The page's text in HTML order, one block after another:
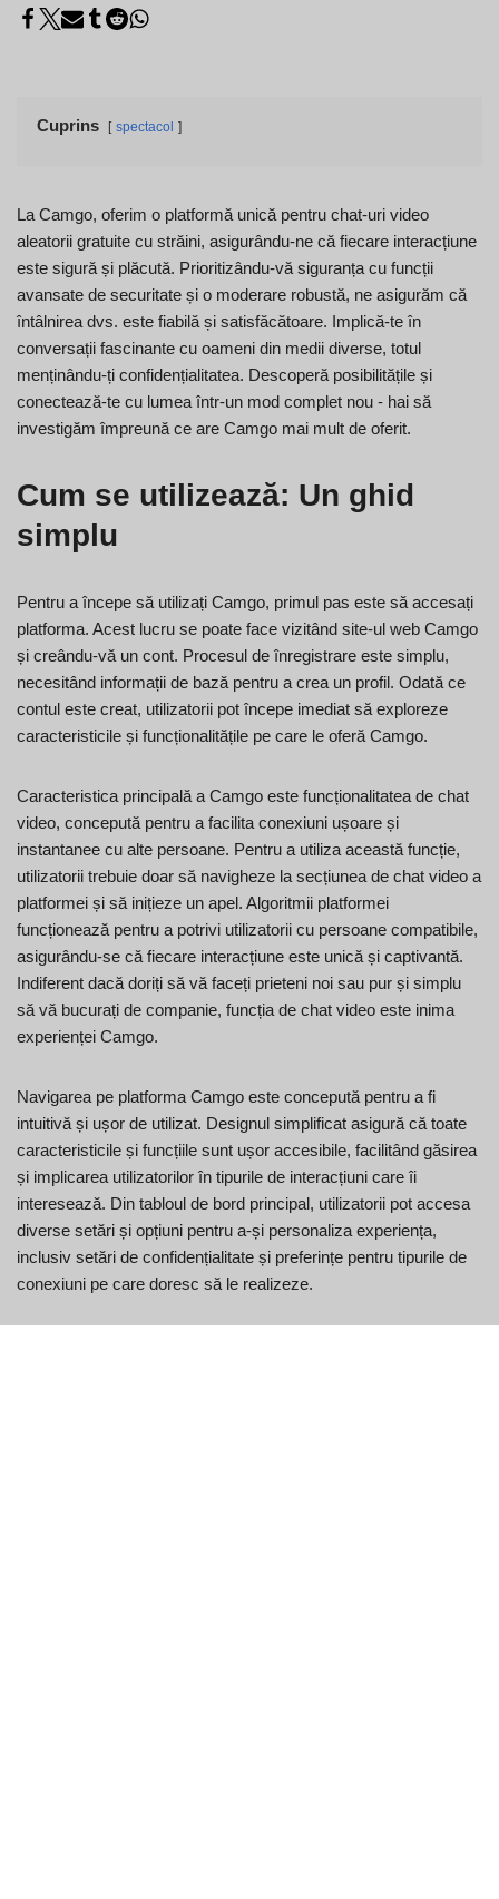
Cuprins spectacol
La Camgo, oferim o platformă unică pentru chat-uri video
aleatorii gratuite cu străini, asigurându-ne că fiecare interacțiune
este sigură și plăcută. Prioritizându-vă siguranța cu funcții
avansate de securitate și o moderare robustă, ne asigurăm că
întâlnirea dvs. este fiabilă și satisfăcătoare. Implică-te în
conversații fascinante cu oameni din medii diverse, totul
menținându-ți confidențialitatea. Descoperă posibilitățile și
conectează-te cu lumea într-un mod complet nou - hai să
investigăm împreună ce are Camgo mai mult de oferit.
Cum se utilizează: Un ghid
simplu
Pentru a începe să utilizați Camgo, primul pas este să accesați
platforma. Acest lucru se poate face vizitând site-ul web Camgo
și creându-vă un cont. Procesul de înregistrare este simplu,
necesitând informații de bază pentru a crea un profil. Odată ce
contul este creat, utilizatorii pot începe imediat să exploreze
caracteristicile și funcționalitățile pe care le oferă Camgo.
Caracteristica principală a Camgo este funcționalitatea de chat
video, concepută pentru a facilita conexiuni ușoare și
instantanee cu alte persoane. Pentru a utiliza această funcție,
utilizatorii trebuie doar să navigheze la secțiunea de chat video a
platformei și să inițieze un apel. Algoritmii platformei
funcționează pentru a potrivi utilizatorii cu persoane compatibile,
asigurându-se că fiecare interacțiune este unică și captivantă.
Indiferent dacă doriți să vă faceți prieteni noi sau pur și simplu
să vă bucurați de companie, funcția de chat video este inima
experienței Camgo.
Navigarea pe platforma Camgo este concepută pentru a fi
intuitivă și ușor de utilizat. Designul simplificat asigură că toate
caracteristicile și funcțiile sunt ușor accesibile, facilitând găsirea
și implicarea utilizatorilor în tipurile de interacțiuni care îi
interesează. Din tabloul de bord principal, utilizatorii pot accesa
diverse setări și opțiuni pentru a-și personaliza experiența,
inclusiv setări de confidențialitate și preferințe pentru tipurile de
conexiuni pe care doresc să le realizeze.